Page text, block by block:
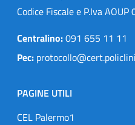
Codice Fiscale e P.Iva
Centralino:091 655 11 11
Pec:
PAGINE UTILI
CEL Palermo1